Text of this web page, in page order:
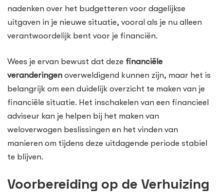
nadenken over het budgetteren voor dagelijkse
uitgaven in je nieuwe situatie, vooral als je nu alleen
verantwoordelijk bent voor je financiën.
Wees je ervan bewust dat deze financiële
veranderingen overweldigend kunnen zijn, maar het is
belangrijk om een duidelijk overzicht te maken van je
financiële situatie. Het inschakelen van een financieel
adviseur kan je helpen bij het maken van
weloverwogen beslissingen en het vinden van
manieren om tijdens deze uitdagende periode stabiel
te blijven.
Voorbereiding op de Verhuizing